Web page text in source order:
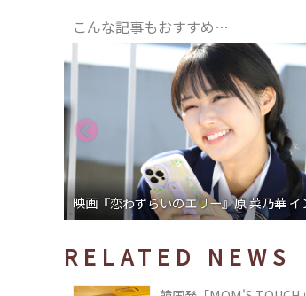
こんな記事もおすすめ…
ドラマ「高杉さん家のおべんとう」小山
RELATED NEWS